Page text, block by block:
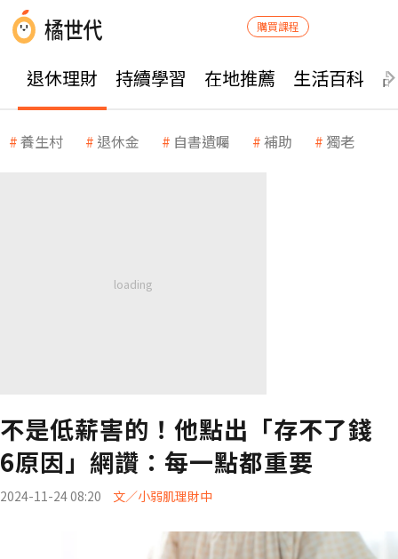
購買課程
退休理財 持續學習 在地推薦 生活百科
養生村 退休金 自書遺囑 補助 獨老
不是低薪害的！他點出「存不了錢
6原因」網讚：每一點都重要
2024-11-24 08:20 文／小弱肌理財中